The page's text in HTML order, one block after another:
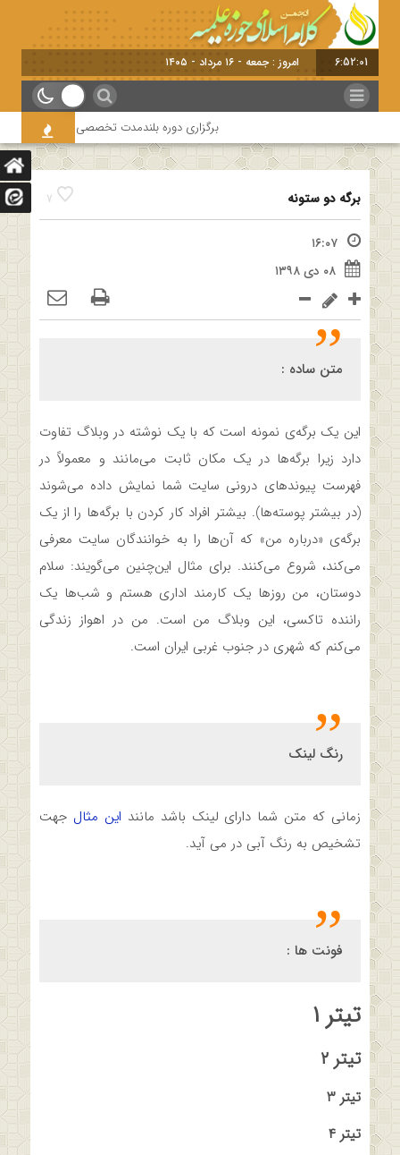
6:52:01 امروز : جمعه - ۱۶ مرداد - ۱۴۰۵
برگزاری دوره بلندمدت تخصصی و کارگاه آموزشی
7 برگه دو ستونه
۱۶:۰۷
۰۸ دی ۱۳۹۸
متن ساده :
این یک برگه‌ی نمونه است که با یک نوشته در وبلاگ تفاوت
دارد زیرا برگه‌ها در یک مکان ثابت می‌مانند و معمولاً در
فهرست پیوندهای درونی سایت شما نمایش داده می‌شوند
(در بیشتر پوسته‌ها). بیشتر افراد کار کردن با برگه‌ها را از یک
برگه‌ی «درباره من» که آن‌ها را به خوانندگان سایت معرفی
می‌کند، شروع می‌کنند. برای مثال این‌چنین می‌گویند: سلام
دوستان، من روزها یک کارمند اداری هستم و شب‌ها یک
راننده تاکسی، این وبلاگ من است. من در اهواز زندگی
می‌کنم که شهری در جنوب غربی ایران است.
رنگ لینک
زمانی که متن شما دارای لینک باشد مانند این مثال جهت
تشخیص به رنگ آبی در می آید.
فونت ها :
تیتر ۱
تیتر ۲
تیتر ۳
تیتر ۴